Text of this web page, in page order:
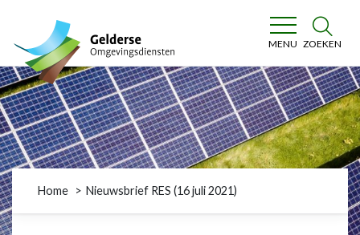
Gelderse Omgevingsdiensten
MENU ZOEKEN
Home Nieuwsbrief RES (16 juli 2021)